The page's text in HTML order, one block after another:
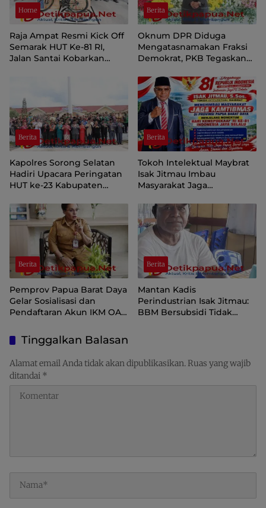
Home
Raja Ampat Resmi Kick Off
Semarak HUT Ke-81 RI,
Jalan Santai Kobarkan
Berita
Oknum DPR Diduga
Mengatasnamakan Fraksi
Demokrat, PKB Tegaskan
Papua Pegunungan
Berita
Kapolres Sorong Selatan
Hadiri Upacara Peringatan
HUT ke-23 Kabupaten
Berita
Tokoh Intelektual Maybrat
Isak Jitmau Imbau
Masyarakat Jaga
81 Kemerdekaan RI
Berita
Pemprov Papua Barat Daya
Gelar Sosialisasi dan
Pendaftaran Akun IKM OAP
Berita
Mantan Kadis
Perindustrian Isak Jitmau:
BBM Bersubsidi Tidak
Tinggalkan Balasan
Alamat email Anda tidak akan dipublikasikan.Ruas yang wajib
ditandai *